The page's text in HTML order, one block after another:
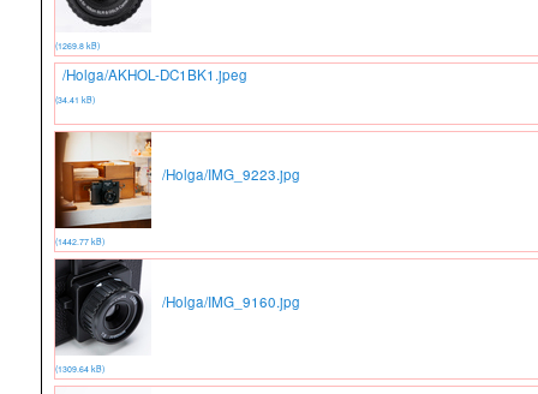
(1269.8 kB)
/Holga/AKHOL-DC1BK1.jpeg
(34.41 kB)
/Holga/IMG_9223.jpg
(1442.77 kB)
/Holga/IMG_9160.jpg
(1309.64 kB)